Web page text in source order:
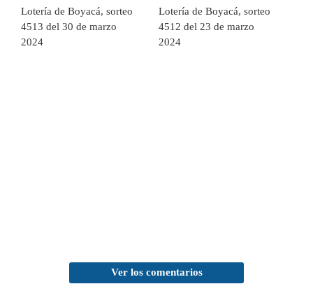
Lotería de Boyacá, sorteo
4513 del 30 de marzo
2024
Lotería de Boyacá, sorteo
4512 del 23 de marzo
2024
Ver los comentarios